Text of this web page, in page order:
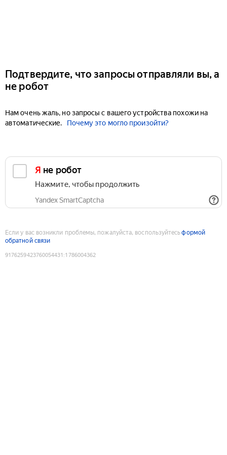
Подтвердите, что запросы отправляли вы, а
не робот
Нам очень жаль, но запросы с вашего устройства похожи на
автоматические.
Почему это могло произойти?
Я не робот
Нажмите, чтобы продолжить
Yandex SmartCaptcha
Если у вас возникли проблемы, пожалуйста, воспользуйтесьформой
обратной связи
9176259423760054431 :1786004362